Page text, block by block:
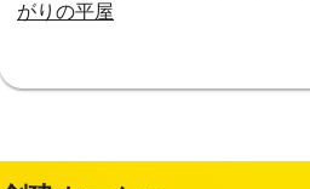
がりの平屋